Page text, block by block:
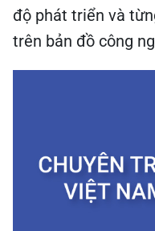
độ phát triển và
trên bản đồ công